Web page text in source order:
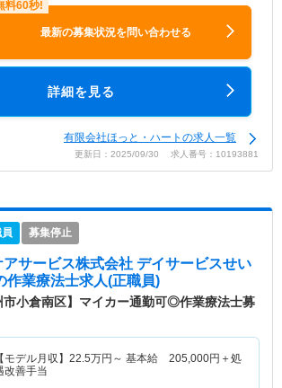
最新の募集状況を問い合わせる
詳細を見る
有限会社ほっと・ハートの求人一覧
更新日：2025/09/30 求人番号：10193881
募集停止
サービス株式会社 デイサービスせい
作業療法士求人(正職員)
市小倉南区】マイカー通勤可◎作業療法士募
【モデル月収】 22.5万円～ 基本給 205,000円＋処
改善手当